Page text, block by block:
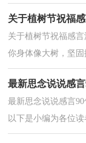
1、暖城也好、空城
关于植树节祝福
关于植树节祝福感
你身体像大树，坚
入云天；好运像大
是小编搜...
最新思念说说感
最新思念说说感言
以下是小编为各位
可以帮助到有需要